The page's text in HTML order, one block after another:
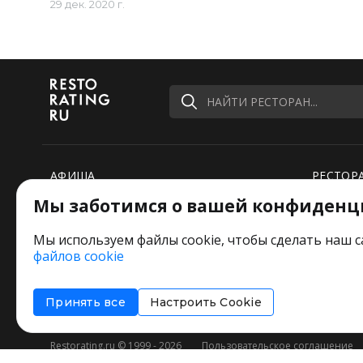
29 дек. 2020 г.
НАЙТИ РЕСТОРАН...
АФИША
РЕЙТИНГИ
РЕДАКЦИЯ ШУТИТ
Restorating.ru © 1999 - 2026 Пользовательское соглашение
Мы заботимся о вашей
Мы используем файлы cookie, чтобы сделать наш
файлов cookie
Принять все Настроить Cookie